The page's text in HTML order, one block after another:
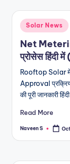
y
a
n.
c
o
m
Posted
in
Solar News
Net
प्रोसेस
Rooftop Solar
Approval
की पूरी जानकारी
Read More
Posted
Naveen S